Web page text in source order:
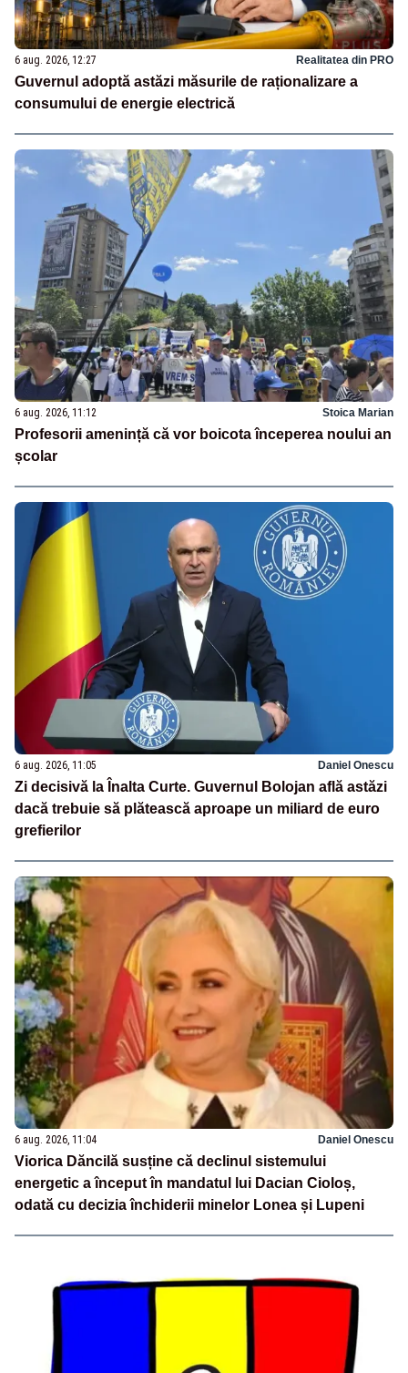
6 aug. 2026, 12:27 Realitatea din PRO
Guvernul adoptă astăzi măsurile de raționalizare a
consumului de energie electrică
6 aug. 2026, 11:12 Stoica Marian
Profesorii amenință că vor boicota începerea noului an
școlar
6 aug. 2026, 11:05 Daniel Onescu
Zi decisivă la Înalta Curte. Guvernul Bolojan află astăzi
dacă trebuie să plătească aproape un miliard de euro
grefierilor
6 aug. 2026, 11:04 Daniel Onescu
Viorica Dăncilă susține că declinul sistemului
energetic a început în mandatul lui Dacian Cioloș,
odată cu decizia închiderii minelor Lonea și Lupeni